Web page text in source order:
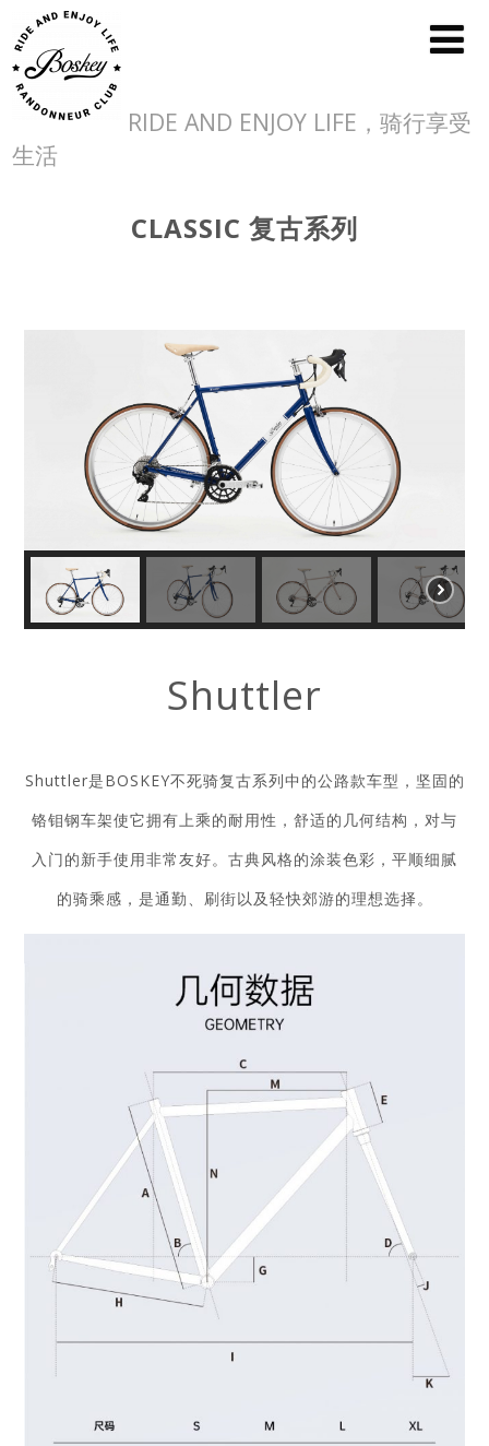
RIDE AND ENJOY LIFE，骑行享受
生活
CLASSIC 复古系列
Shuttler
Shuttler是BOSKEY不死骑复古系列中的公路款车型，坚固的
铬钼钢车架使它拥有上乘的耐用性，舒适的几何结构，对与
入门的新手使用非常友好。古典风格的涂装色彩，平顺细腻
的骑乘感，是通勤、刷街以及轻快郊游的理想选择。